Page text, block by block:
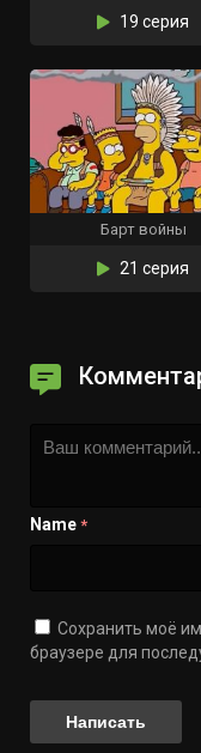
19 серия
Барт войны
21 серия
Name *
Сохранить моё
браузере для